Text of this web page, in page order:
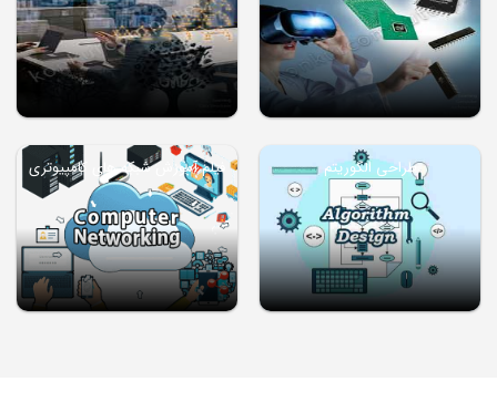
طراحی الگوریتم فیلم آموزش شبکه های کامپیوتری